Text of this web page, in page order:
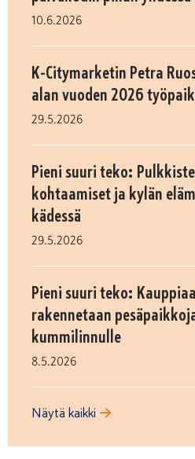
10.6.2026
K-Citymarketin Petra
alan vuoden 2026
29.5.2026
Pieni suuri teko:
kohtaamiset ja kylän
kädessä
29.5.2026
Pieni suuri teko:
rakennetaan
kummilinnulle
8.5.2026
Näytä kaikki